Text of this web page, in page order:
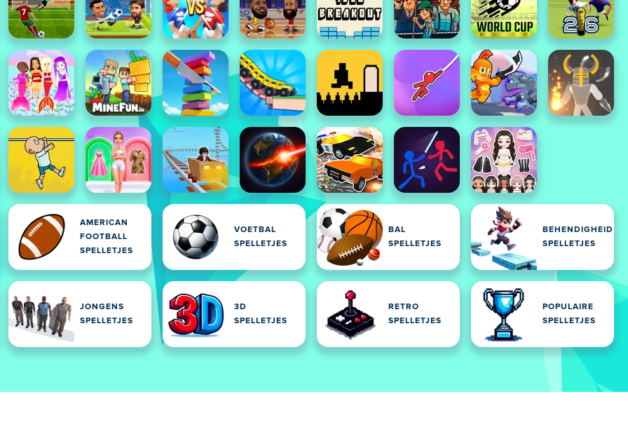
AMERICAN
FOOTBALL
SPELLETJES
VOETBAL
SPELLETJES
BAL
SPELLETJES
BEHENDIGHEID
SPELLETJES
JONGENS
SPELLETJES
3D
SPELLETJES
RETRO
SPELLETJES
POPULAIRE
SPELLETJES